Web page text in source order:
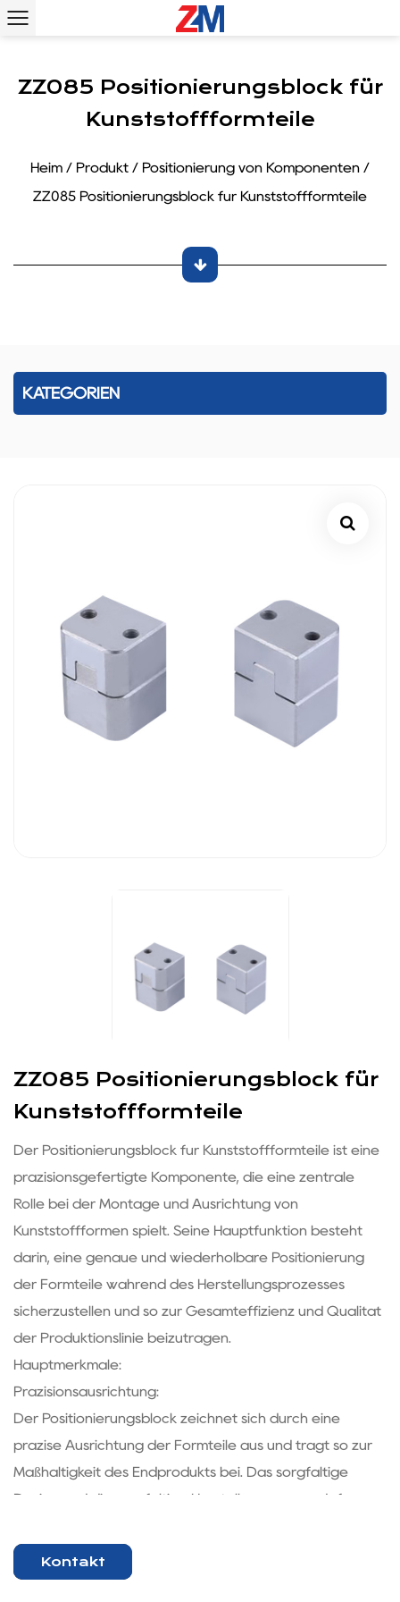
ZZ085 Positionierungsblock für
Kunststoffformteile
Heim / Produkt / Positionierung von Komponenten /
ZZ085 Positionierungsblock für Kunststoffformteile
KATEGORIEN
ZZ085 Positionierungsblock für
Kunststoffformteile
Der Positionierungsblock für Kunststoffformteile ist eine
präzisionsgefertigte Komponente, die eine zentrale
Rolle bei der Montage und Ausrichtung von
Kunststoffformen spielt. Seine Hauptfunktion besteht
darin, eine genaue und wiederholbare Positionierung
der Formteile während des Herstellungsprozesses
sicherzustellen und so zur Gesamteffizienz und Qualität
der Produktionslinie beizutragen.
Hauptmerkmale:
Präzisionsausrichtung:
Der Positionierungsblock zeichnet sich durch eine
präzise Ausrichtung der Formteile aus und trägt so zur
Maßhaltigkeit des Endprodukts bei. Das sorgfältige
Design und die sorgfältige Herstellung sorgen dafür,
wodurch die Wahrscheinlichkeit von Fehlern im
Produktionsprozess verringert wird.
Kontakt